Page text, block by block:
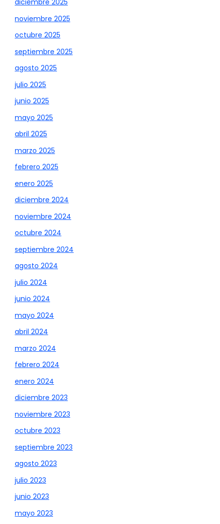
diciembre 2025
noviembre 2025
octubre 2025
septiembre 2025
agosto 2025
julio 2025
junio 2025
mayo 2025
abril 2025
marzo 2025
febrero 2025
enero 2025
diciembre 2024
noviembre 2024
octubre 2024
septiembre 2024
agosto 2024
julio 2024
junio 2024
mayo 2024
abril 2024
marzo 2024
febrero 2024
enero 2024
diciembre 2023
noviembre 2023
octubre 2023
septiembre 2023
agosto 2023
julio 2023
junio 2023
mayo 2023